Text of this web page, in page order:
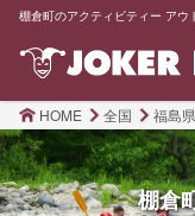
棚倉町のアクティビティー ア
HOME 全国 福島県
棚倉